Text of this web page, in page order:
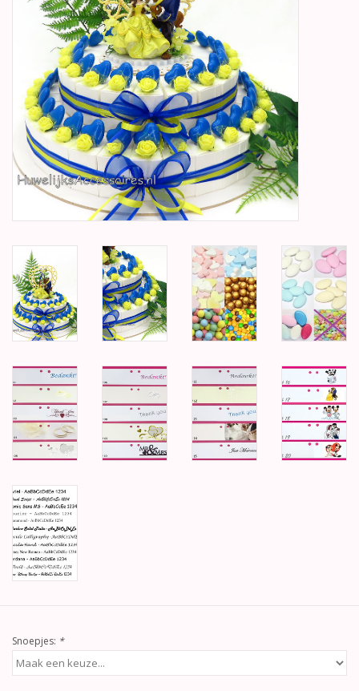
Communie
Snoepjes: *